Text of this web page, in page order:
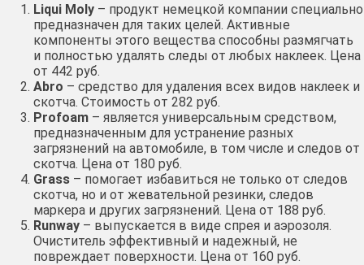
Liqui Moly – продукт немецкой компании специально
предназначен для таких целей. Активные
компоненты этого вещества способны размягчать
и полностью удалять следы от любых наклеек. Цена
от 442 руб.
Abro – средство для удаления всех видов наклеек и
скотча. Стоимость от 282 руб.
Profoam – является универсальным средством,
предназначенным для устранение разных
загрязнений на автомобиле, в том числе и следов от
скотча. Цена от 180 руб.
Grass – помогает избавиться не только от следов
скотча, но и от жевательной резинки, следов
маркера и других загрязнений. Цена от 188 руб.
Runway – выпускается в виде спрея и аэрозоля.
Очиститель эффективный и надежный, не
повреждает поверхности. Цена от 160 руб.